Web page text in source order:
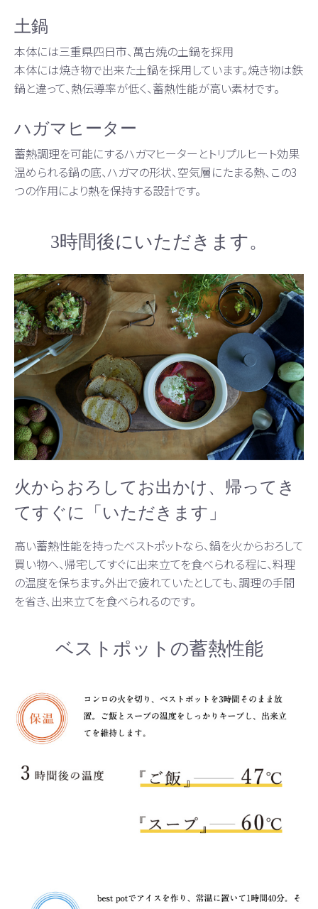
土鍋
本体には三重県四日市、萬古焼の土鍋を採用
本体には焼き物で出来た土鍋を採用しています。焼き物は鉄
鍋と違って、熱伝導率が低く、蓄熱性能が高い素材です。
ハガマヒーター
蓄熱調理を可能にするハガマヒーターとトリプルヒート効果
温められる鍋の底、ハガマの形状、空気層にたまる熱、この3
つの作用により熱を保持する設計です。
3時間後にいただきます。
火からおろしてお出かけ、帰ってき
てすぐに「いただきます」
高い蓄熱性能を持ったベストポットなら、鍋を火からおろして
買い物へ、帰宅してすぐに出来立てを食べられる程に、料理
の温度を保ちます。外出で疲れていたとしても、調理の手間
を省き、出来立てを食べられるのです。
ベストポットの蓄熱性能